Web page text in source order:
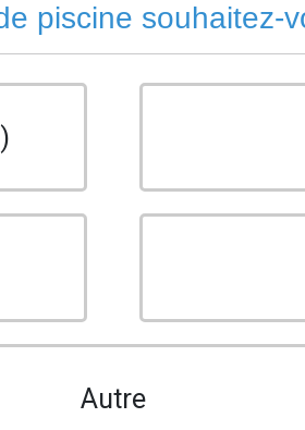
piscine souhaitez-
Autre